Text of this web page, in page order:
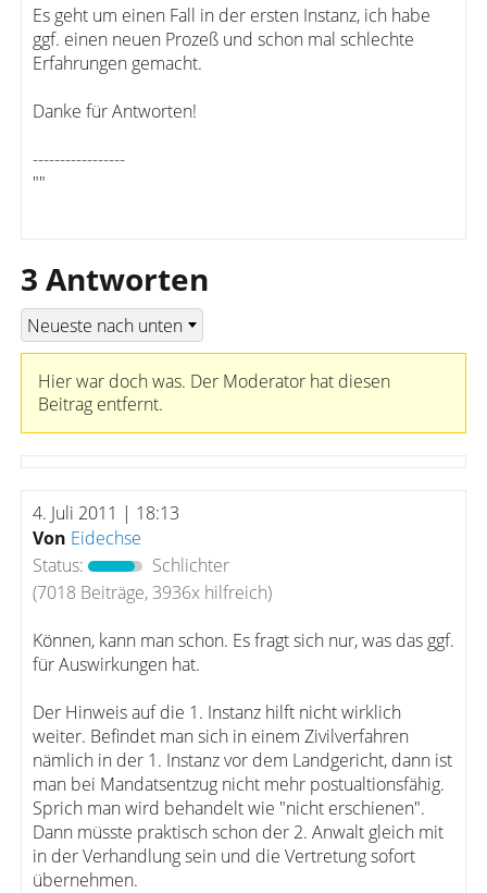
Es geht um einen Fall in der ersten Instanz, ich habe
ggf. einen neuen Prozeß und schon mal schlechte
Erfahrungen gemacht.
Danke für Antworten!
-----------------
""
3 Antworten
Hier war doch was. Der Moderator hat diesen
Beitrag entfernt.
4. Juli 2011 | 18:13
Von Eidechse
Status:
Schlichter
(7018 Beiträge, 3936x hilfreich)
Können, kann man schon. Es fragt sich nur, was das ggf.
für Auswirkungen hat.
Der Hinweis auf die 1. Instanz hilft nicht wirklich
weiter. Befindet man sich in einem Zivilverfahren
nämlich in der 1. Instanz vor dem Landgericht, dann ist
man bei Mandatsentzug nicht mehr postualtionsfähig.
Sprich man wird behandelt wie "nicht erschienen".
Dann müsste praktisch schon der 2. Anwalt gleich mit
in der Verhandlung sein und die Vertretung sofort
übernehmen.